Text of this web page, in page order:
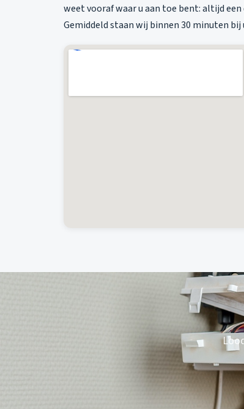
weet vooraf waar u aan toe bent: altijd
Gemiddeld staan wij binnen 30 minuten bij